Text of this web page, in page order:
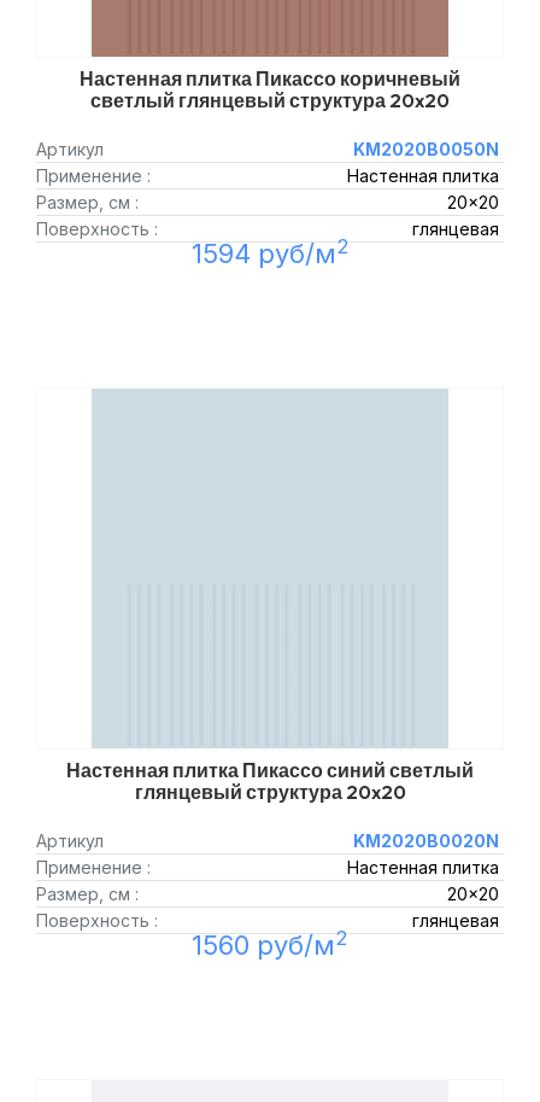
Настенная плитка Пикассо коричневый
светлый глянцевый структура 20x20
Артикул
KM2020B0050N
Применение :
Настенная плитка
Размер, см :
20x20
Поверхность :
глянцевая
1594 руб/м2
Настенная плитка Пикассо синий светлый
глянцевый структура 20x20
Артикул
KM2020B0020N
Применение :
Настенная плитка
Размер, см :
20x20
Поверхность :
глянцевая
1560 руб/м2